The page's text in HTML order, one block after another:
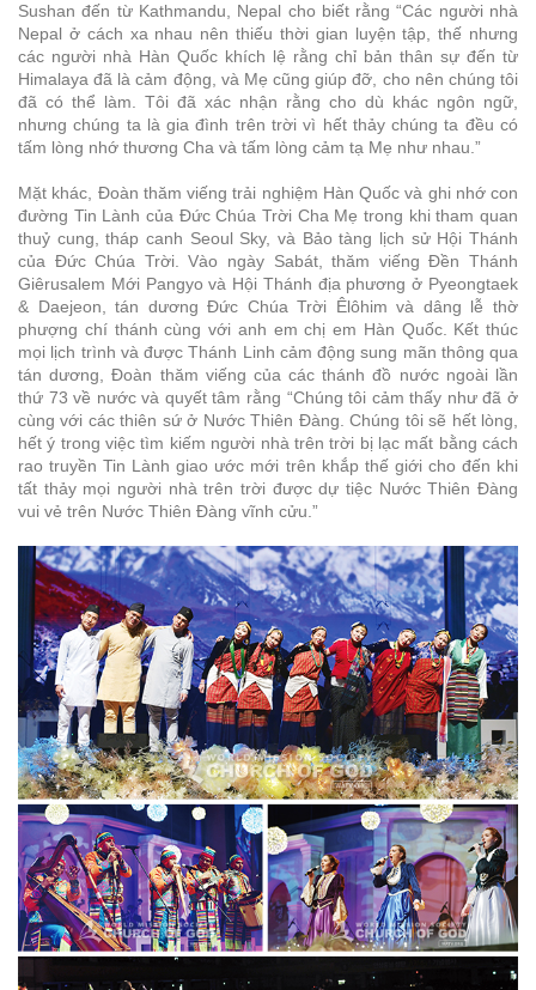
Sushan đến từ Kathmandu, Nepal cho biết rằng “Các người nhà
Nepal ở cách xa nhau nên thiếu thời gian luyện tập, thế nhưng
các người nhà Hàn Quốc khích lệ rằng chỉ bản thân sự đến từ
Himalaya đã là cảm động, và Mẹ cũng giúp đỡ, cho nên chúng tôi
đã có thể làm. Tôi đã xác nhận rằng cho dù khác ngôn ngữ,
nhưng chúng ta là gia đình trên trời vì hết thảy chúng ta đều có
tấm lòng nhớ thương Cha và tấm lòng cảm tạ Mẹ như nhau.”
Mặt khác, Đoàn thăm viếng trải nghiệm Hàn Quốc và ghi nhớ con
đường Tin Lành của Đức Chúa Trời Cha Mẹ trong khi tham quan
thuỷ cung, tháp canh Seoul Sky, và Bảo tàng lịch sử Hội Thánh
của Đức Chúa Trời. Vào ngày Sabát, thăm viếng Đền Thánh
Giêrusalem Mới Pangyo và Hội Thánh địa phương ở Pyeongtaek
& Daejeon, tán dương Đức Chúa Trời Êlôhim và dâng lễ thờ
phượng chí thánh cùng với anh em chị em Hàn Quốc. Kết thúc
mọi lịch trình và được Thánh Linh cảm động sung mãn thông qua
tán dương, Đoàn thăm viếng của các thánh đồ nước ngoài lần
thứ 73 về nước và quyết tâm rằng “Chúng tôi cảm thấy như đã ở
cùng với các thiên sứ ở Nước Thiên Đàng. Chúng tôi sẽ hết lòng,
hết ý trong việc tìm kiếm người nhà trên trời bị lạc mất bằng cách
rao truyền Tin Lành giao ước mới trên khắp thế giới cho đến khi
tất thảy mọi người nhà trên trời được dự tiệc Nước Thiên Đàng
vui vẻ trên Nước Thiên Đàng vĩnh cửu.”